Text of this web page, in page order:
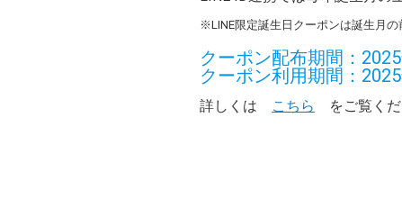
※LINE限定誕生日クーポンは誕生月の
クーポン配布期間：
クーポン利用期間：
詳しくは こちら をご覧くだ